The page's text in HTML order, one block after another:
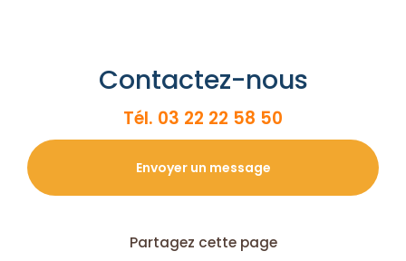
Contactez-nous
Tél. 03 22 22 58 50
Envoyer un message
Partagez cette page